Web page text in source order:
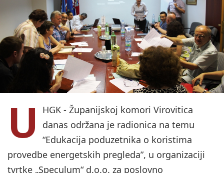
U
HGK - Županijskoj komori Virovitica
danas održana je radionica na temu
“Edukacija poduzetnika o koristima
provedbe energetskih pregleda”, u organizaciji
tvrtke „Speculum“ d.o.o. za poslovno